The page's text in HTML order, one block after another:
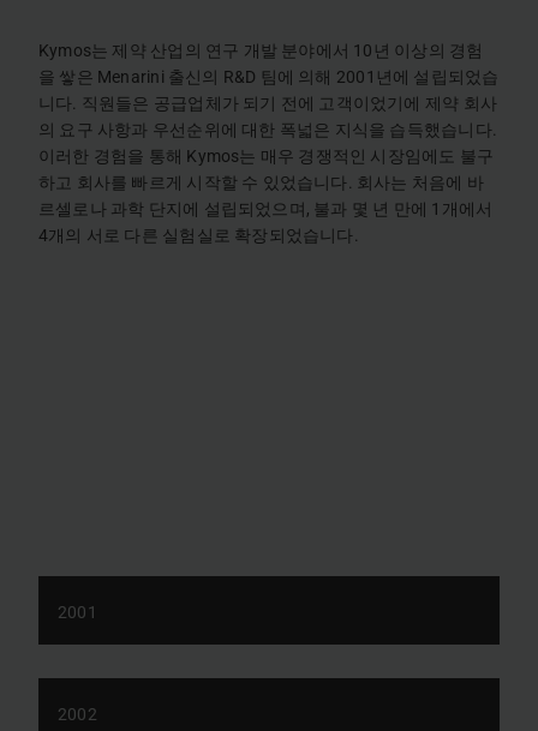
Kymos는 제약 산업의 연구 개발 분야에서 10년 이상의 경험
을 쌓은 Menarini 출신의 R&D 팀에 의해 2001년에 설립되었습
니다. 직원들은 공급업체가 되기 전에 고객이었기에 제약 회사
의 요구 사항과 우선순위에 대한 폭넓은 지식을 습득했습니다.
이러한 경험을 통해 Kymos는 매우 경쟁적인 시장임에도 불구
하고 회사를 빠르게 시작할 수 있었습니다. 회사는 처음에 바
르셀로나 과학 단지에 설립되었으며, 불과 몇 년 만에 1개에서
4개의 서로 다른 실험실로 확장되었습니다.
2001
2002